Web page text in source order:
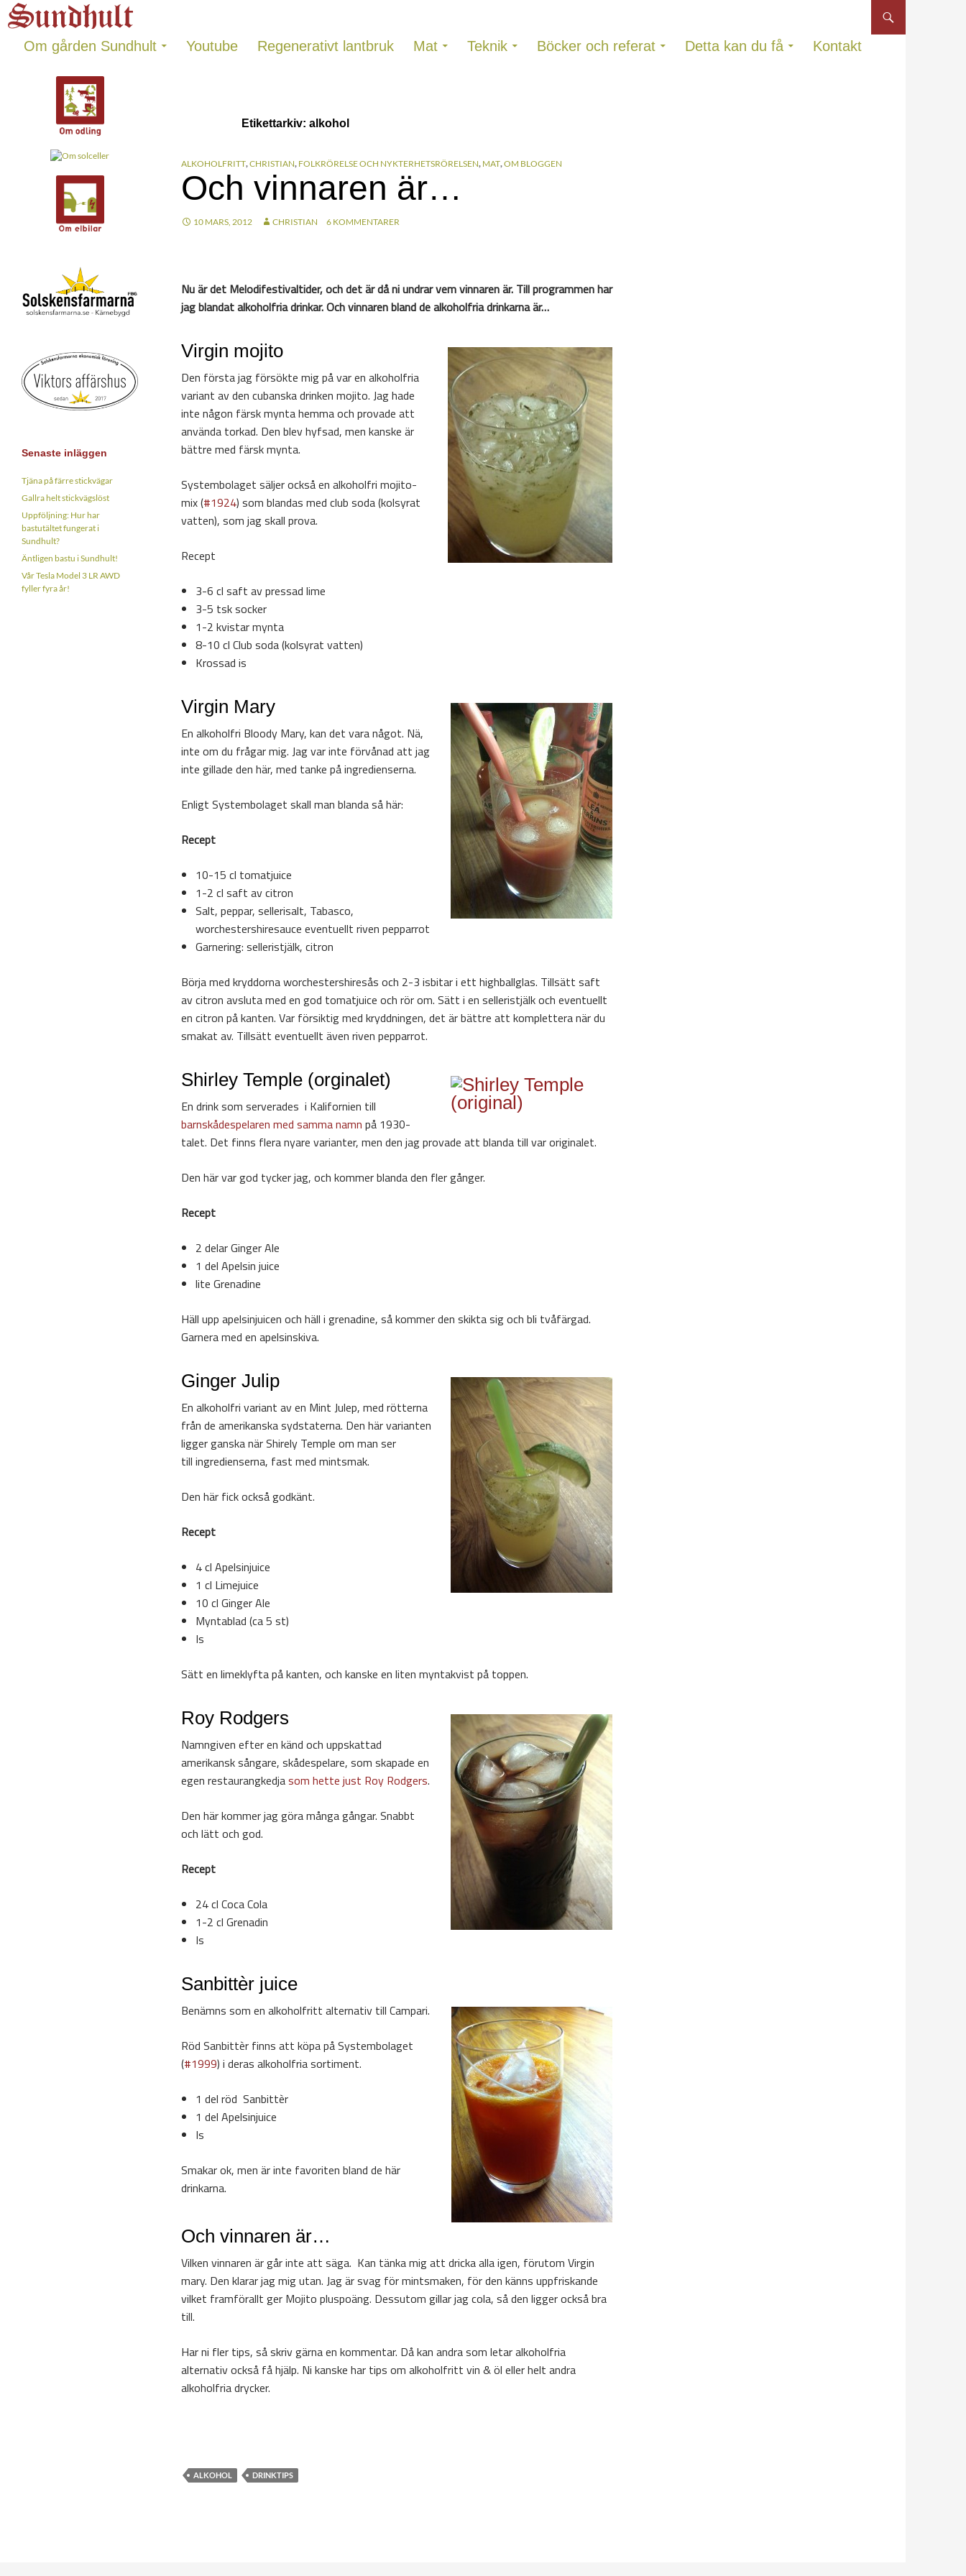
Hoppa
till
innehåll
Sundhults blogg
Sök
Om gården Sundhult Youtube Regenerativt lantbruk Mat Teknik Böcker och referat Detta kan du få Kontakt
Etikettarkiv: alkohol
ALKOHOLFRITT,CHRISTIAN, FOLKRÖRELSE OCH NYKTERHETSRÖRELSEN, MAT,OM BLOGGEN
Och vinnaren är…
10 MARS, 2012 CHRISTIAN 6 KOMMENTARER
Nu är det Melodifestivaltider, och det är då ni undrar vem vinnaren är. Till programmen har
jag blandat alkoholfria drinkar. Och vinnaren bland de alkoholfria drinkarna är…
Virgin mojito
Den första jag försökte mig på var en alkoholfria
variant av den cubanska drinken mojito. Jag hade
inte någon färsk mynta hemma och provade att
använda torkad. Den blev hyfsad, men kanske är
bättre med färsk mynta.
Systembolaget säljer också en alkoholfri mojito-
mix (#1924) som blandas med club soda (kolsyrat
vatten), som jag skall prova.
Recept
3-6 cl saft av pressad lime
3-5 tsk socker
1-2 kvistar mynta
8-10 cl Club soda (kolsyrat vatten)
Krossad is
Virgin Mary
En alkoholfri Bloody Mary, kan det vara något. Nä,
inte om du frågar mig. Jag var inte förvånad att jag
inte gillade den här, med tanke på ingredienserna.
Enligt Systembolaget skall man blanda så här:
Recept
10-15 cl tomatjuice
1-2 cl saft av citron
Salt, peppar, sellerisalt, Tabasco,
worchestershiresauce eventuellt riven pepparrot
Garnering: selleristjälk, citron
Börja med kryddorna worchestershiresås och 2-3 isbitar i ett highballglas. Tillsätt saft
av citron avsluta med en god tomatjuice och rör om. Sätt i en selleristjälk och eventuellt
en citron på kanten. Var försiktig med kryddningen, det är bättre att komplettera när du
smakat av. Tillsätt eventuellt även riven pepparrot.
Shirley Temple (orginalet)
En drink som serverades i Kalifornien till
barnskådespelaren med samma namn på 1930-
talet. Det finns flera nyare varianter, men den jag provade att blanda till var originalet.
Den här var god tycker jag, och kommer blanda den fler gånger.
Recept
2 delar Ginger Ale
1 del Apelsin juice
lite Grenadine
Häll upp apelsinjuicen och häll i grenadine, så kommer den skikta sig och bli tvåfärgad.
Garnera med en apelsinskiva.
Ginger Julip
En alkoholfri variant av en Mint Julep, med rötterna
från de amerikanska sydstaterna. Den här varianten
ligger ganska när Shirely Temple om man ser
till ingredienserna, fast med mintsmak.
Den här fick också godkänt.
Recept
4 cl Apelsinjuice
1 cl Limejuice
10 cl Ginger Ale
Myntablad (ca 5 st)
Is
Sätt en limeklyfta på kanten, och kanske en liten myntakvist på toppen.
Roy Rodgers
Namngiven efter en känd och uppskattad
amerikansk sångare, skådespelare, som skapade en
egen restaurangkedjasom hette just Roy Rodgers.
Den här kommer jag göra många gångar. Snabbt
och lätt och god.
Recept
24 cl Coca Cola
1-2 cl Grenadin
Is
Sanbittèr juice
Benämns som en alkoholfritt alternativ till Campari.
Röd Sanbittèr finns att köpa på Systembolaget
(#1999) i deras alkoholfria sortiment.
1 del röd Sanbittèr
1 del Apelsinjuice
Is
Smakar ok, men är inte favoriten bland de här
drinkarna.
Och vinnaren är…
Vilken vinnaren är går inte att säga. Kan tänka mig att dricka alla igen, förutom Virgin
mary. Den klarar jag mig utan. Jag är svag för mintsmaken, för den känns uppfriskande
vilket framförallt ger Mojito pluspoäng. Dessutom gillar jag cola, så den ligger också bra
till.
Har ni fler tips, så skriv gärna en kommentar. Då kan andra som letar alkoholfria
alternativ också få hjälp. Ni kanske har tips om alkoholfritt vin & öl eller helt andra
alkoholfria drycker.
ALKOHOL DRINKTIPS
Senaste inläggen
Tjäna på färre stickvägar
Gallra helt stickvägslöst
Uppföljning: Hur har
bastutältet fungerat i
Sundhult?
Äntligen bastu i Sundhult!
Vår Tesla Model 3 LR AWD
fyller fyra år!